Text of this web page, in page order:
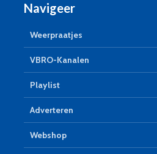
Navigeer
Weerpraatjes
VBRO-Kanalen
Playlist
Adverteren
Webshop